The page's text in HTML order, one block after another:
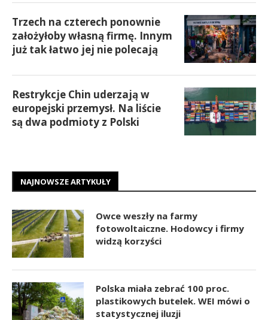
Trzech na czterech ponownie
założyłoby własną firmę. Innym
już tak łatwo jej nie polecają
Restrykcje Chin uderzają w
europejski przemysł. Na liście
są dwa podmioty z Polski
NAJNOWSZE ARTYKUŁY
Owce weszły na farmy
fotowoltaiczne. Hodowcy i firmy
widzą korzyści
Polska miała zebrać 100 proc.
plastikowych butelek. WEI mówi o
statystycznej iluzji